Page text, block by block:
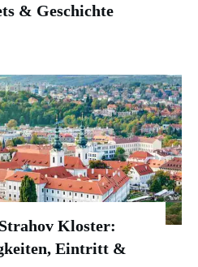
& Geschichte
Kloster:
Eintritt &